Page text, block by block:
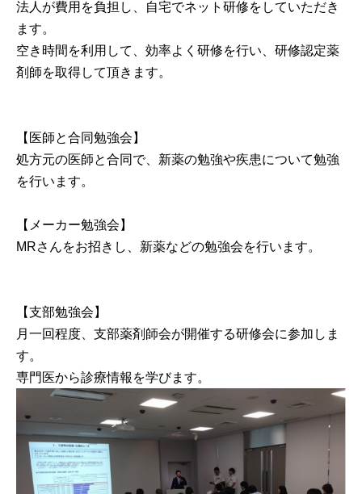
法人が費用を負担し、自宅でネット研修をしていただき
ます。
空き時間を利用して、効率よく研修を行い、研修認定薬
剤師を取得して頂きます。
【医師と合同勉強会】
処方元の医師と合同で、新薬の勉強や疾患について勉強
を行います。
【メーカー勉強会】
MRさんをお招きし、新薬などの勉強会を行います。
【支部勉強会】
月一回程度、支部薬剤師会が開催する研修会に参加しま
す。
専門医から診療情報を学びます。